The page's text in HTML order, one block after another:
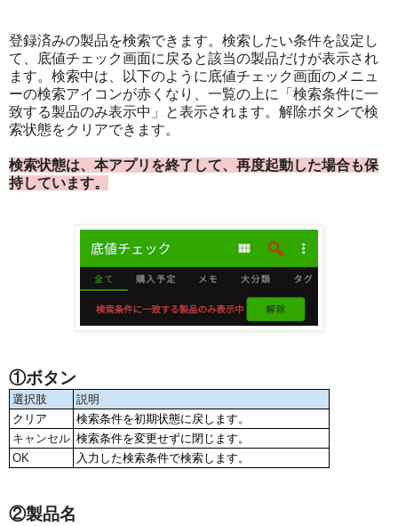
登録済みの製品を検索できます。検索したい条件を設定し
て、底値チェック画面に戻ると該当の製品だけが表示され
ます。検索中は、以下のように底値チェック画面のメニュ
ーの検索アイコンが赤くなり、一覧の上に「検索条件に一
致する製品のみ表示中」と表示されます。解除ボタンで検
索状態をクリアできます。
検索状態は、本アプリを終了して、再度起動した場合も保
持しています。
①ボタン
選択肢
説明
クリア
検索条件を初期状態に戻します。
キャンセル 検索条件を変更せずに閉じます。
OK
入力した検索条件で検索します。
②製品名